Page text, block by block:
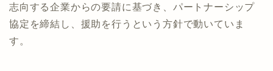
志向する企業からの要請に基づき、パートナーシップ
協定を締結し、援助を行うという方針で動いていま
す。